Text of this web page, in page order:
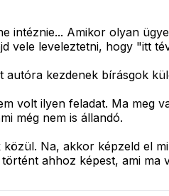
intéznie... Amikor olyan
vele leveleztetni, hogy "itt
autóra kezdenek bírásgok
volt ilyen feladat. Ma meg
még nem is állandó.
közül. Na, akkor képzeld el
ahhoz képest, ami ma